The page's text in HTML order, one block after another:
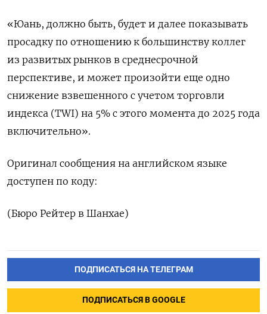
«Юань, должно быть, будет и далее показывать
просадку по отношению к большинству коллег
из развитых рынков в среднесрочной
перспективе, и может произойти еще одно
снижение взвешенного с учетом торговли
индекса (TWI) на 5% с этого момента до 2025 года
включительно».
Оригинал сообщения на английском языке
доступен по коду:
(Бюро Рейтер в Шанхае)
ПОДПИСАТЬСЯ НА ТЕЛЕГРАМ
ПОДПИСАТЬСЯ В GOOGLE